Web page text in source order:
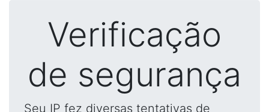
Verificação
de segurança
Seu IP fez diversas tentativas de